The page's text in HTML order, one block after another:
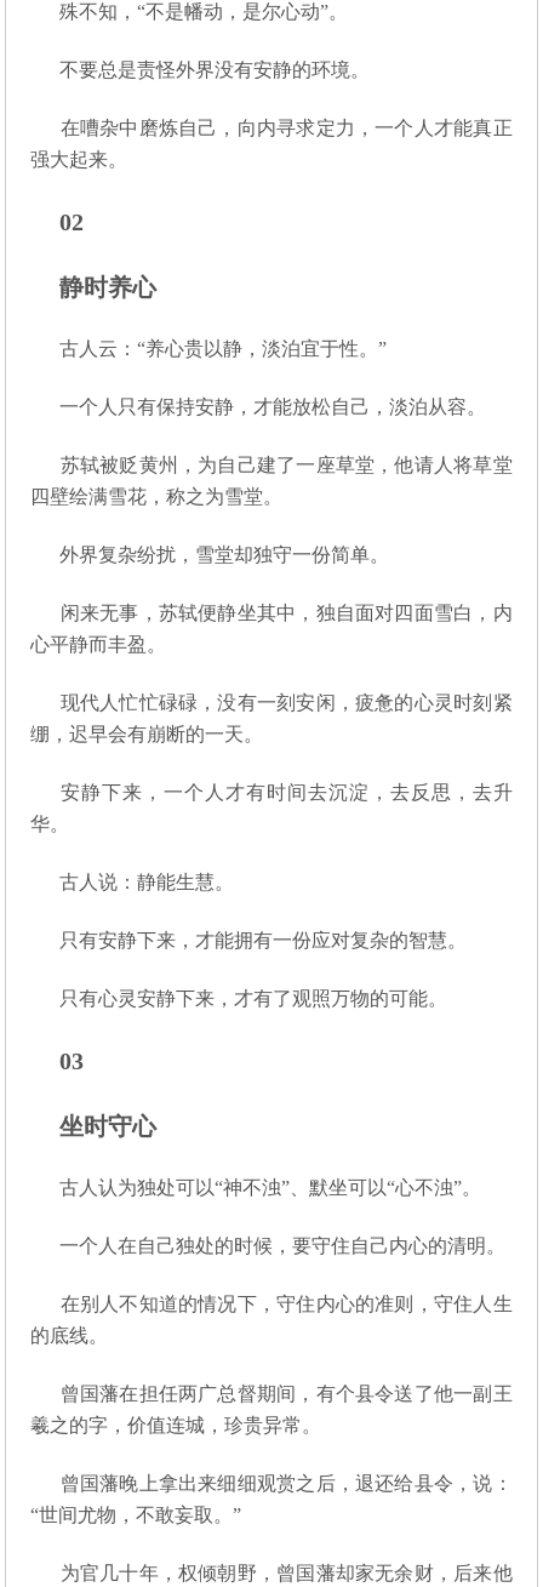
殊不知，“不是幡动，是尔心动”。
不要总是责怪外界没有安静的环境。
在嘈杂中磨炼自己，向内寻求定力，一个人才能真正
强大起来。
02
静时养心
古人云：“养心贵以静，淡泊宜于性。”
一个人只有保持安静，才能放松自己，淡泊从容。
苏轼被贬黄州，为自己建了一座草堂，他请人将草堂
四壁绘满雪花，称之为雪堂。
外界复杂纷扰，雪堂却独守一份简单。
闲来无事，苏轼便静坐其中，独自面对四面雪白，内
心平静而丰盈。
现代人忙忙碌碌，没有一刻安闲，疲惫的心灵时刻紧
绷，迟早会有崩断的一天。
安静下来，一个人才有时间去沉淀，去反思，去升
华。
古人说：静能生慧。
只有安静下来，才能拥有一份应对复杂的智慧。
只有心灵安静下来，才有了观照万物的可能。
03
坐时守心
古人认为独处可以“神不浊”、默坐可以“心不浊”。
一个人在自己独处的时候，要守住自己内心的清明。
在别人不知道的情况下，守住内心的准则，守住人生
的底线。
曾国藩在担任两广总督期间，有个县令送了他一副王
羲之的字，价值连城，珍贵异常。
曾国藩晚上拿出来细细观赏之后，退还给县令，说：
“世间尤物，不敢妄取。”
为官几十年，权倾朝野，曾国藩却家无余财，后来他